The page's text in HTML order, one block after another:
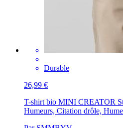
Durable
26,99 €
T-shirt bio MINI CREATOR
Humeurs, Citation drôle,